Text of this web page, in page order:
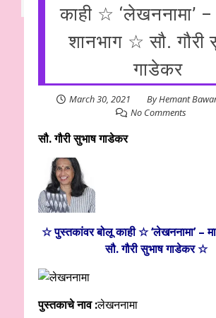
काही ☆ ‘लेखननामा’ –
शानभाग ☆ सौ. गौरी
गाडेकर
March 30, 2021 ByHemant
No Comments
सौ. गौरी सुभाष गाडेकर
☆ पुस्तकांवर बोलू काही ☆ ‘लेखननामा’ –
सौ. गौरी सुभाष गाडेकर ☆
पुस्तकाचे नाव :लेखननामा